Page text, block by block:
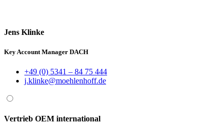
Jens Klinke
Key Account Manager DACH
+49 (0) 5341 – 84 75 444
j.klinke@moehlenhoff.de
Vertrieb OEM international